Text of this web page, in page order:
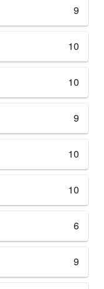
9
10
10
9
10
10
6
9